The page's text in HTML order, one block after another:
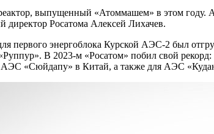
выпущенный «Атоммашем» в этом году.
директор Росатома Алексей Лихачев.
первого энергоблока Курской АЭС-2 был
В 2023-м «Росатом» побил свой
«Сюйдапу» в Китай, а также для АЭС